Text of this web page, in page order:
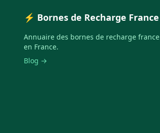
⚡ Bornes de Recharge France
Annuaire des bornes de recharge france
en France.
Blog →